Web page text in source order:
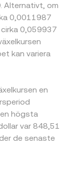
Alternativt, om
0,0011987
0,059937
kan variera
en
högsta
var 848,51
de senaste